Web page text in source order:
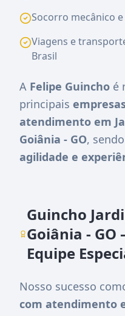
Socorro mecânico
Viagens e
Brasil
A Felipe Guincho é
principais
atendimento em
Goiânia - GO,
agilidade e
Guincho
Goiânia - GO
Equipe
Nosso sucesso
com atendimento